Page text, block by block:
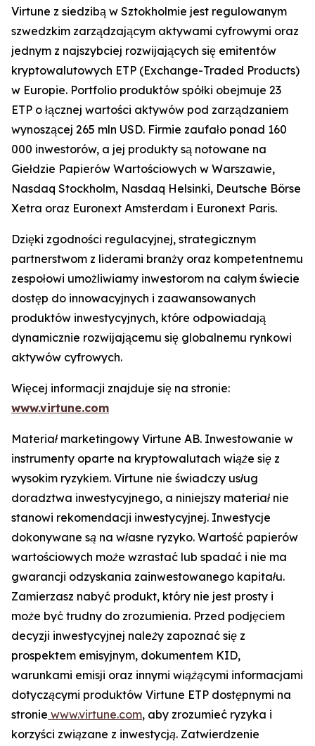
Virtune z siedzibą w Sztokholmie jest regulowanym
szwedzkim zarządzającym aktywami cyfrowymi oraz
jednym z najszybciej rozwijających się emitentów
kryptowalutowych ETP (Exchange-Traded Products)
w Europie. Portfolio produktów spółki obejmuje 23
ETP o łącznej wartości aktywów pod zarządzaniem
wynoszącej 265 mln USD. Firmie zaufało ponad 160
000 inwestorów, a jej produkty są notowane na
Giełdzie Papierów Wartościowych w Warszawie,
Nasdaq Stockholm, Nasdaq Helsinki, Deutsche Börse
Xetra oraz Euronext Amsterdam i Euronext Paris.
Dzięki zgodności regulacyjnej, strategicznym
partnerstwom z liderami branży oraz kompetentnemu
zespołowi umożliwiamy inwestorom na całym świecie
dostęp do innowacyjnych i zaawansowanych
produktów inwestycyjnych, które odpowiadają
dynamicznie rozwijającemu się globalnemu rynkowi
aktywów cyfrowych.
Więcej informacji znajduje się na stronie:
www.virtune.com
Materiał marketingowy Virtune AB. Inwestowanie w
instrumenty oparte na kryptowalutach wiąże się z
wysokim ryzykiem. Virtune nie świadczy usług
doradztwa inwestycyjnego, a niniejszy materiał nie
stanowi rekomendacji inwestycyjnej. Inwestycje
dokonywane są na własne ryzyko. Wartość papierów
wartościowych może wzrastać lub spadać i nie ma
gwarancji odzyskania zainwestowanego kapitału.
Zamierzasz nabyć produkt, który nie jest prosty i
może być trudny do zrozumienia. Przed podjęciem
decyzji inwestycyjnej należy zapoznać się z
prospektem emisyjnym, dokumentem KID,
warunkami emisji oraz innymi wiążącymi informacjami
dotyczącymi produktów Virtune ETP dostępnymi na
stronie www.virtune.com, aby zrozumieć ryzyka i
korzyści związane z inwestycją. Zatwierdzenie